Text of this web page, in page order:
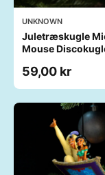
UNKNOWN
Juletræskugle
Mouse
59,00 kr